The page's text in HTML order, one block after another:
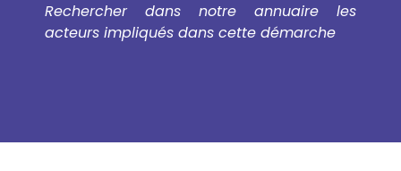
Rechercher dans notre annuaire les
acteurs impliqués dans cette démarche